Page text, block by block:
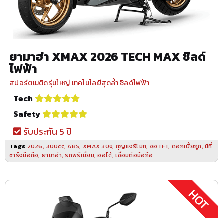
ยามาฮ่า XMAX 2026 TECH MAX ชิลด์
ไฟฟ้า
สปอร์ตเมติดรุ่นใหญ่ เทคโนโลยีสุดล้ำ ชิลด์ไฟฟ้า
Tech
Safety
รับประกัน 5 ปี
Tags 2026, 300cc,ABS, XMAX 300, กุญแจรีโมท, จอTFT,ดอกเบี้ยถูก,มีที่
ชาร์จมือถือ,ยามาฮ่า,รถพรีเมี่ยม,ออโต้,เชื่อมต่อมือถือ